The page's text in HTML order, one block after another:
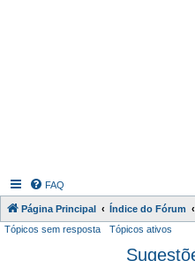
FAQ
Página Principal Índice do Fórum
Tópicos sem resposta Tópicos ativos